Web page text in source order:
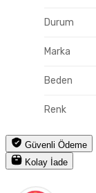
Durum
Marka
Beden
Renk
Güvenli Ödeme
Kolay İade